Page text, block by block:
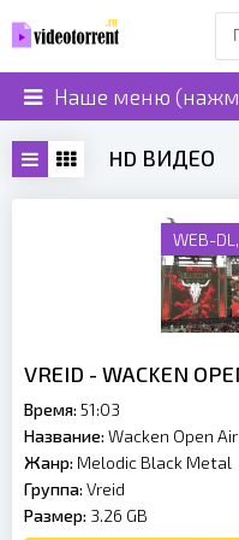
Наше меню
HD ВИДЕО
WEB-
VREID - WACKEN
Время: 51:03
Название: Wacken Open Air
Жанр: Melodic Black Metal
Группа: Vreid
Размер: 3.26 GB